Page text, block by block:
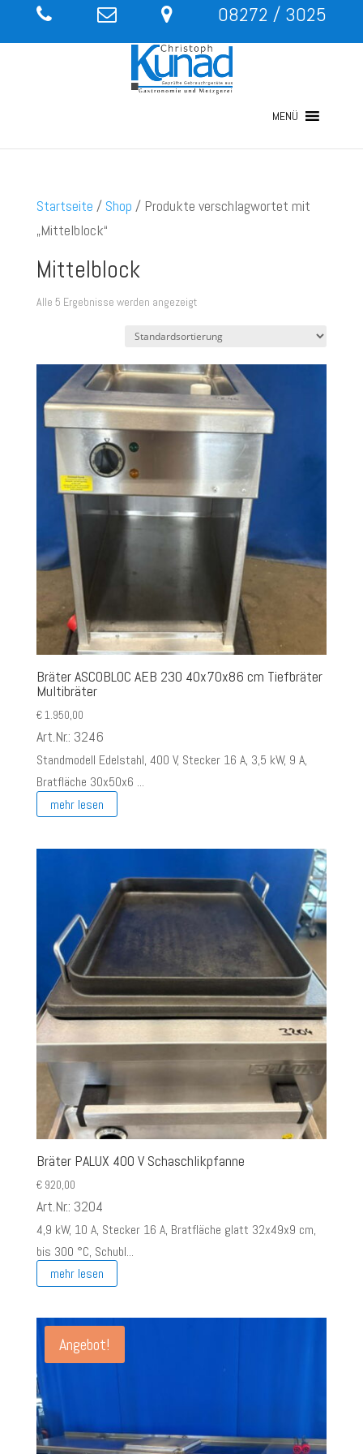
08272 / 3025
MENÜ
Startseite / Shop / Produkte verschlagwortet mit
„Mittelblock“
Mittelblock
Alle 5 Ergebnisse werden angezeigt
Bräter ASCOBLOC AEB 230 40x70x86 cm Tiefbräter
Multibräter
€1.950,00
Art.Nr.: 3246
Standmodell Edelstahl, 400 V, Stecker 16 A, 3,5 kW, 9 A,
Bratfläche 30x50x6 ...
mehr lesen
Bräter PALUX 400 V Schaschlikpfanne
€920,00
Art.Nr.: 3204
4,9 kW, 10 A, Stecker 16 A, Bratfläche glatt 32x49x9 cm,
bis 300 °C, Schubl...
mehr lesen
Angebot!